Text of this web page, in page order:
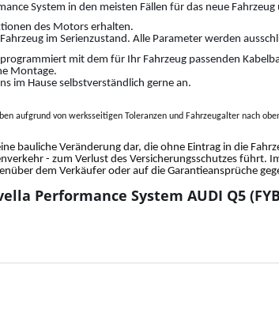
System in den meisten Fällen für das neue
des Motors erhalten.
im Serienzustand. Alle Parameter werden
mit dem für Ihr Fahrzeug passenden
Montage.
im Hause selbstverständlich gerne an.
aufgrund von werksseitigen Toleranzen und Fahrzeugalter nach
bauliche Veränderung dar, die ohne Eintrag in die
- zum Verlust des Versicherungsschutzes
dem Verkäufer oder auf die Garantieansprüche
Performance System AUDI Q5